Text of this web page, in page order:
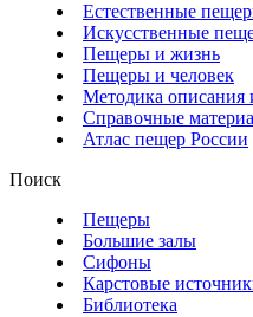
Естественные
Искусственные
Пещеры и жизнь
Пещеры и человек
Методика описания
Справочные
Атлас пещер России
Поиск
Пещеры
Большие залы
Сифоны
Карстовые
Библиотека